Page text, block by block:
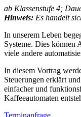
ab Klassenstufe 4;
Hinweis: Es handelt
In unserem Leben
Systeme. Dies können
viele andere
In diesem Vortrag
Steuerungen erklärt
einfacher und
Kaffeeautomaten
Terminanfrage